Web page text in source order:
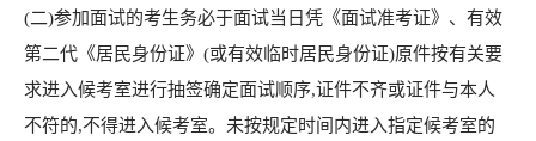
(二)参加面试的考生务必于面试当日凭《面试准考证》、有效
第二代《居民身份证》(或有效临时居民身份证)原件按有关要
求进入候考室进行抽签确定面试顺序,证件不齐或证件与本人
不符的,不得进入候考室。未按规定时间内进入指定候考室的